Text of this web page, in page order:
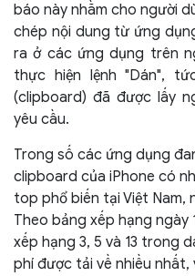
báo này nhằm cho người
chép nội dung từ ứng
ra ở các ứng dụng trên
thực hiện lệnh "Dán",
(clipboard) đã được lấy
yêu cầu.
Trong số các ứng dụng
clipboard của iPhone có
top phổ biến tại Việt Nam,
Theo bảng xếp hạng ngày
xếp hạng 3, 5 và 13 trong
phí được tải về nhiều